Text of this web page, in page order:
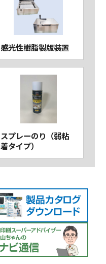
感光性樹脂製版装置
スプレーのり（弱粘
着タイプ）